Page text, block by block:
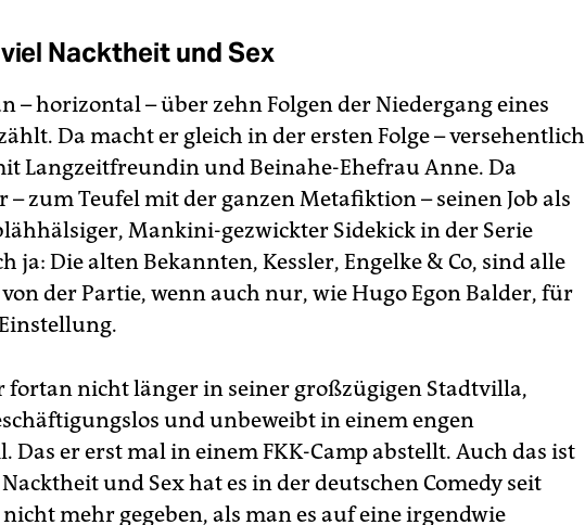
Nacktheit und Sex
– horizontal – über zehn Folgen der Niedergang eines
Da macht er gleich in der ersten Folge – versehentlich
Langzeitfreundin und Beinahe-Ehefrau Anne. Da
– zum Teufel mit der ganzen Metafiktion – seinen Job als
Mankini-gezwickter Sidekick in der Serie
ja: Die alten Bekannten, Kessler, Engelke & Co, sind alle
der Partie, wenn auch nur, wie Hugo Egon Balder, für
fortan nicht länger in seiner großzügigen Stadtvilla,
und unbeweibt in einem engen
Das er erst mal in einem FKK-Camp abstellt. Auch das ist
und Sex hat es in der deutschen Comedy seit
mehr gegeben, als man es auf eine irgendwie